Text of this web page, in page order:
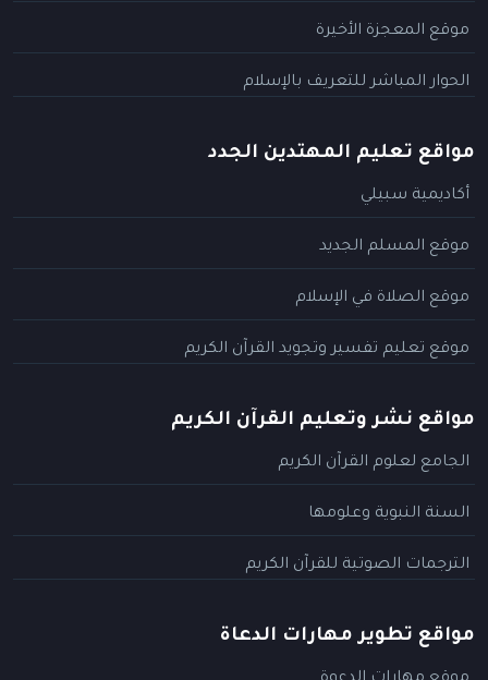
موقع المعجزة الأخيرة
الحوار المباشر للتعريف بالإسلام
مواقع تعليم المهتدين الجدد
أكاديمية سبيلي
موقع المسلم الجديد
موقع الصلاة في الإسلام
موقع تعليم تفسير وتجويد القرآن الكريم
مواقع نشر وتعليم القرآن الكريم
الجامع لعلوم القرآن الكريم
السنة النبوية وعلومها
الترجمات الصوتية للقرآن الكريم
مواقع تطوير مهارات الدعاة